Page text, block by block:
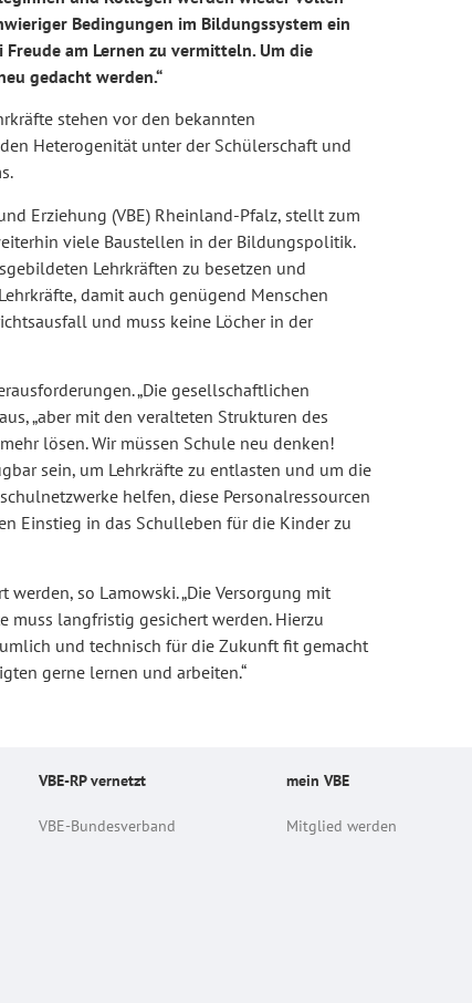
Bedingungen im Bildungssystem ein
am Lernen zu vermitteln. Um die
gedacht werden.“
stehen vor den bekannten
Heterogenität unter der Schülerschaft und
Erziehung (VBE) Rheinland-Pfalz, stellt zum
viele Baustellen in der Bildungspolitik.
Lehrkräften zu besetzen und
damit auch genügend Menschen
und muss keine Löcher in der
„Die gesellschaftlichen
„aber mit den veralteten Strukturen des
lösen. Wir müssen Schule neu denken!
sein, um Lehrkräfte zu entlasten und um die
helfen, diese Personalressourcen
Einstieg in das Schulleben für die Kinder zu
so Lamowski. „Die Versorgung mit
muss langfristig gesichert werden. Hierzu
und technisch für die Zukunft fit gemacht
gerne lernen und arbeiten.“
VBE-RP vernetzt
VBE-Bundesverband
mein VBE
Mitglied werden